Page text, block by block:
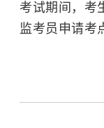
考试期间，考
监考员申请考